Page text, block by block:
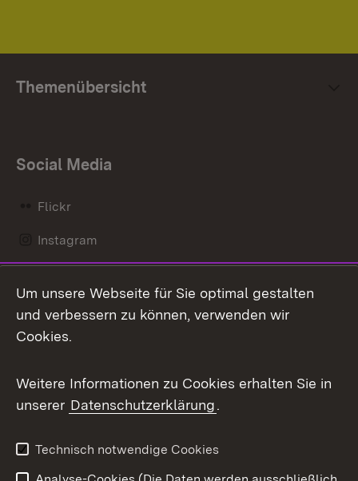
Themenübersicht
Social Media
Flickr
Instagram
Mastodon
Messenger
Social Wall
X / Twitter
Youtube
Um unsere Webseite für Sie optimal gestalten
und verbessern zu können, verwenden wir
Cookies.
Weitere Informationen zu Cookies erhalten Sie in
unserer Datenschutzerklärung.
Technisch notwendige Cookies